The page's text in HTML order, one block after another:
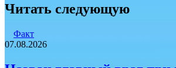
почту
Читать следующую
Факт
07.08.2026